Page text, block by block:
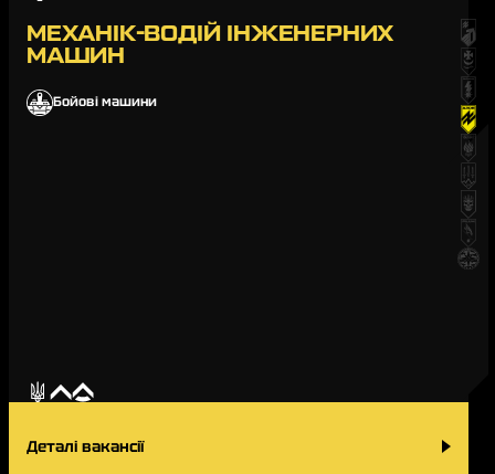
МЕХАНІК-ВОДІЙ ІНЖЕНЕРНИХ
МАШИН
Бойові машини
Деталі вакансії